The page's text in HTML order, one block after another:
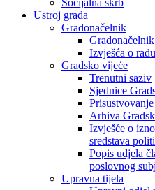
Ustroj grada
Gradonačelnik
Gradonačelnik
Izvješća o
Gradsko vijeće
Trenutni saziv
Sjednice
Arhiva
Izvješće o
sredstava
Popis udjela
poslovnog
Upravna tijela